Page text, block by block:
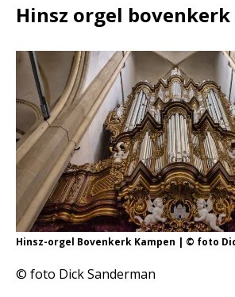
Hinsz orgel
Hinsz-orgel Bovenkerk Kampen | © foto
© foto Dick Sanderman